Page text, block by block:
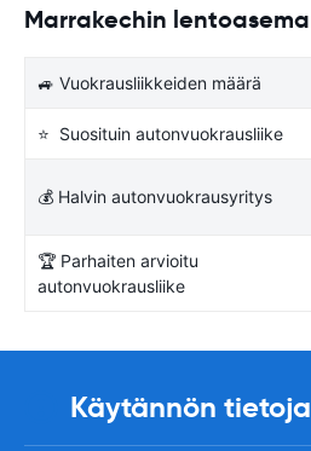
Marrakechin lentoasema
🚙 Vuokrausliikkeiden määrä
⭐ Suosituin autonvuokrausliike
💰 Halvin autonvuokrausyritys
🏆 Parhaiten arvioitu
autonvuokrausliike
Käytännön tietoja